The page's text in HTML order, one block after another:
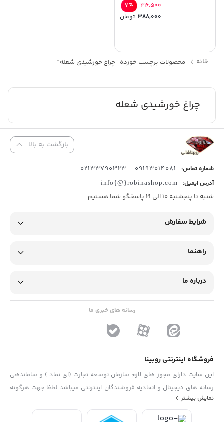
٪۷
۴۱۶,۵۰۰
۳۸۸,۰۰۰ تومان
خانه محصولات برچسب خورده “چراغ خورشیدی شعله”
چراغ خورشیدی شعله
بازگشت به بالا
شماره تماس: 09193014081 - 02133790323
آدرس ایمیل: info{@}robinashop.com
شنبه تا پنجشنبه 10 الی 21 پاسخگو شما هستیم
شرایط سفارش
راهنما
درباره ما
رسانه های خبری ما
فروشگاه اینترنتی روبینا
این سایت دارای مجوز های لازم سازمان توسعه تجارت (ای نماد ) و ساماندهی
رسانه های دیجیتال و اتحادیه فروشندگان اینترنتی میباشد لطفا جهت هرگونه
پیشنهاد ، انتفاد و یا شکایات از فرم "تماس با ما" استفاده نمایید . تلفن های
نمایش بیشتر